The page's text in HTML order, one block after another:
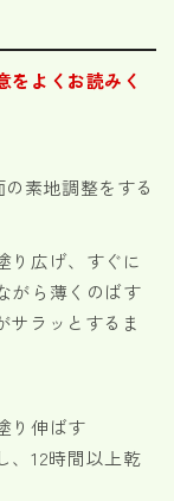
をよくお読みく
素地調整をする
り広げ、すぐに
がら薄くのばす
ラッとするま
り伸ばす
、12時間以上乾